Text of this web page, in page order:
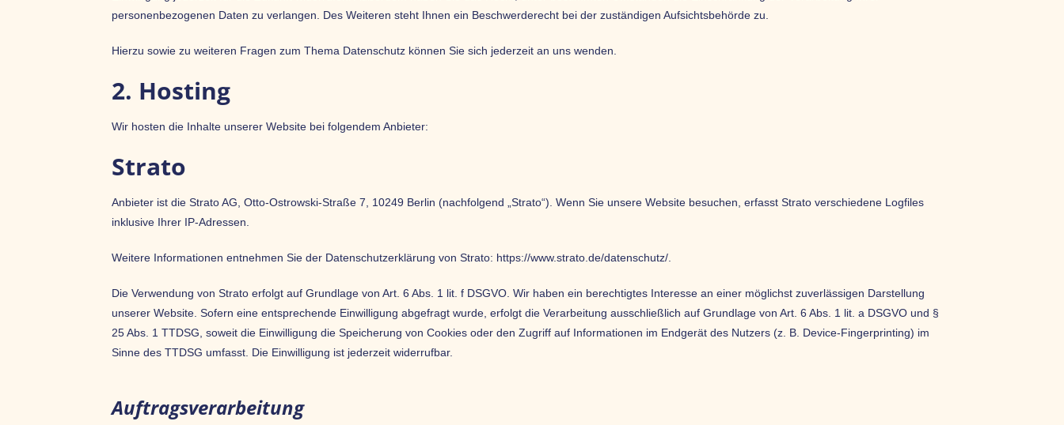
personenbezogenen Daten zu verlangen. Des Weiteren steht Ihnen ein Beschwerderecht bei der zuständigen Aufsichtsbehörde zu.
Hierzu sowie zu weiteren Fragen zum Thema Datenschutz können Sie sich jederzeit an uns wenden.
2. Hosting
Wir hosten die Inhalte unserer Website bei folgendem Anbieter:
Strato
Anbieter ist die Strato AG, Otto-Ostrowski-Straße 7, 10249 Berlin (nachfolgend „Strato“). Wenn Sie unsere Website besuchen, erfasst Strato verschiedene Logfiles
inklusive Ihrer IP-Adressen.
Weitere Informationen entnehmen Sie der Datenschutzerklärung von Strato: https://www.strato.de/datenschutz/.
Die Verwendung von Strato erfolgt auf Grundlage von Art. 6 Abs. 1 lit. f DSGVO. Wir haben ein berechtigtes Interesse an einer möglichst zuverlässigen Darstellung
unserer Website. Sofern eine entsprechende Einwilligung abgefragt wurde, erfolgt die Verarbeitung ausschließlich auf Grundlage von Art. 6 Abs. 1 lit. a DSGVO und §
25 Abs. 1 TTDSG, soweit die Einwilligung die Speicherung von Cookies oder den Zugriff auf Informationen im Endgerät des Nutzers (z. B. Device-Fingerprinting) im
Sinne des TTDSG umfasst. Die Einwilligung ist jederzeit widerrufbar.
Auftragsverarbeitung